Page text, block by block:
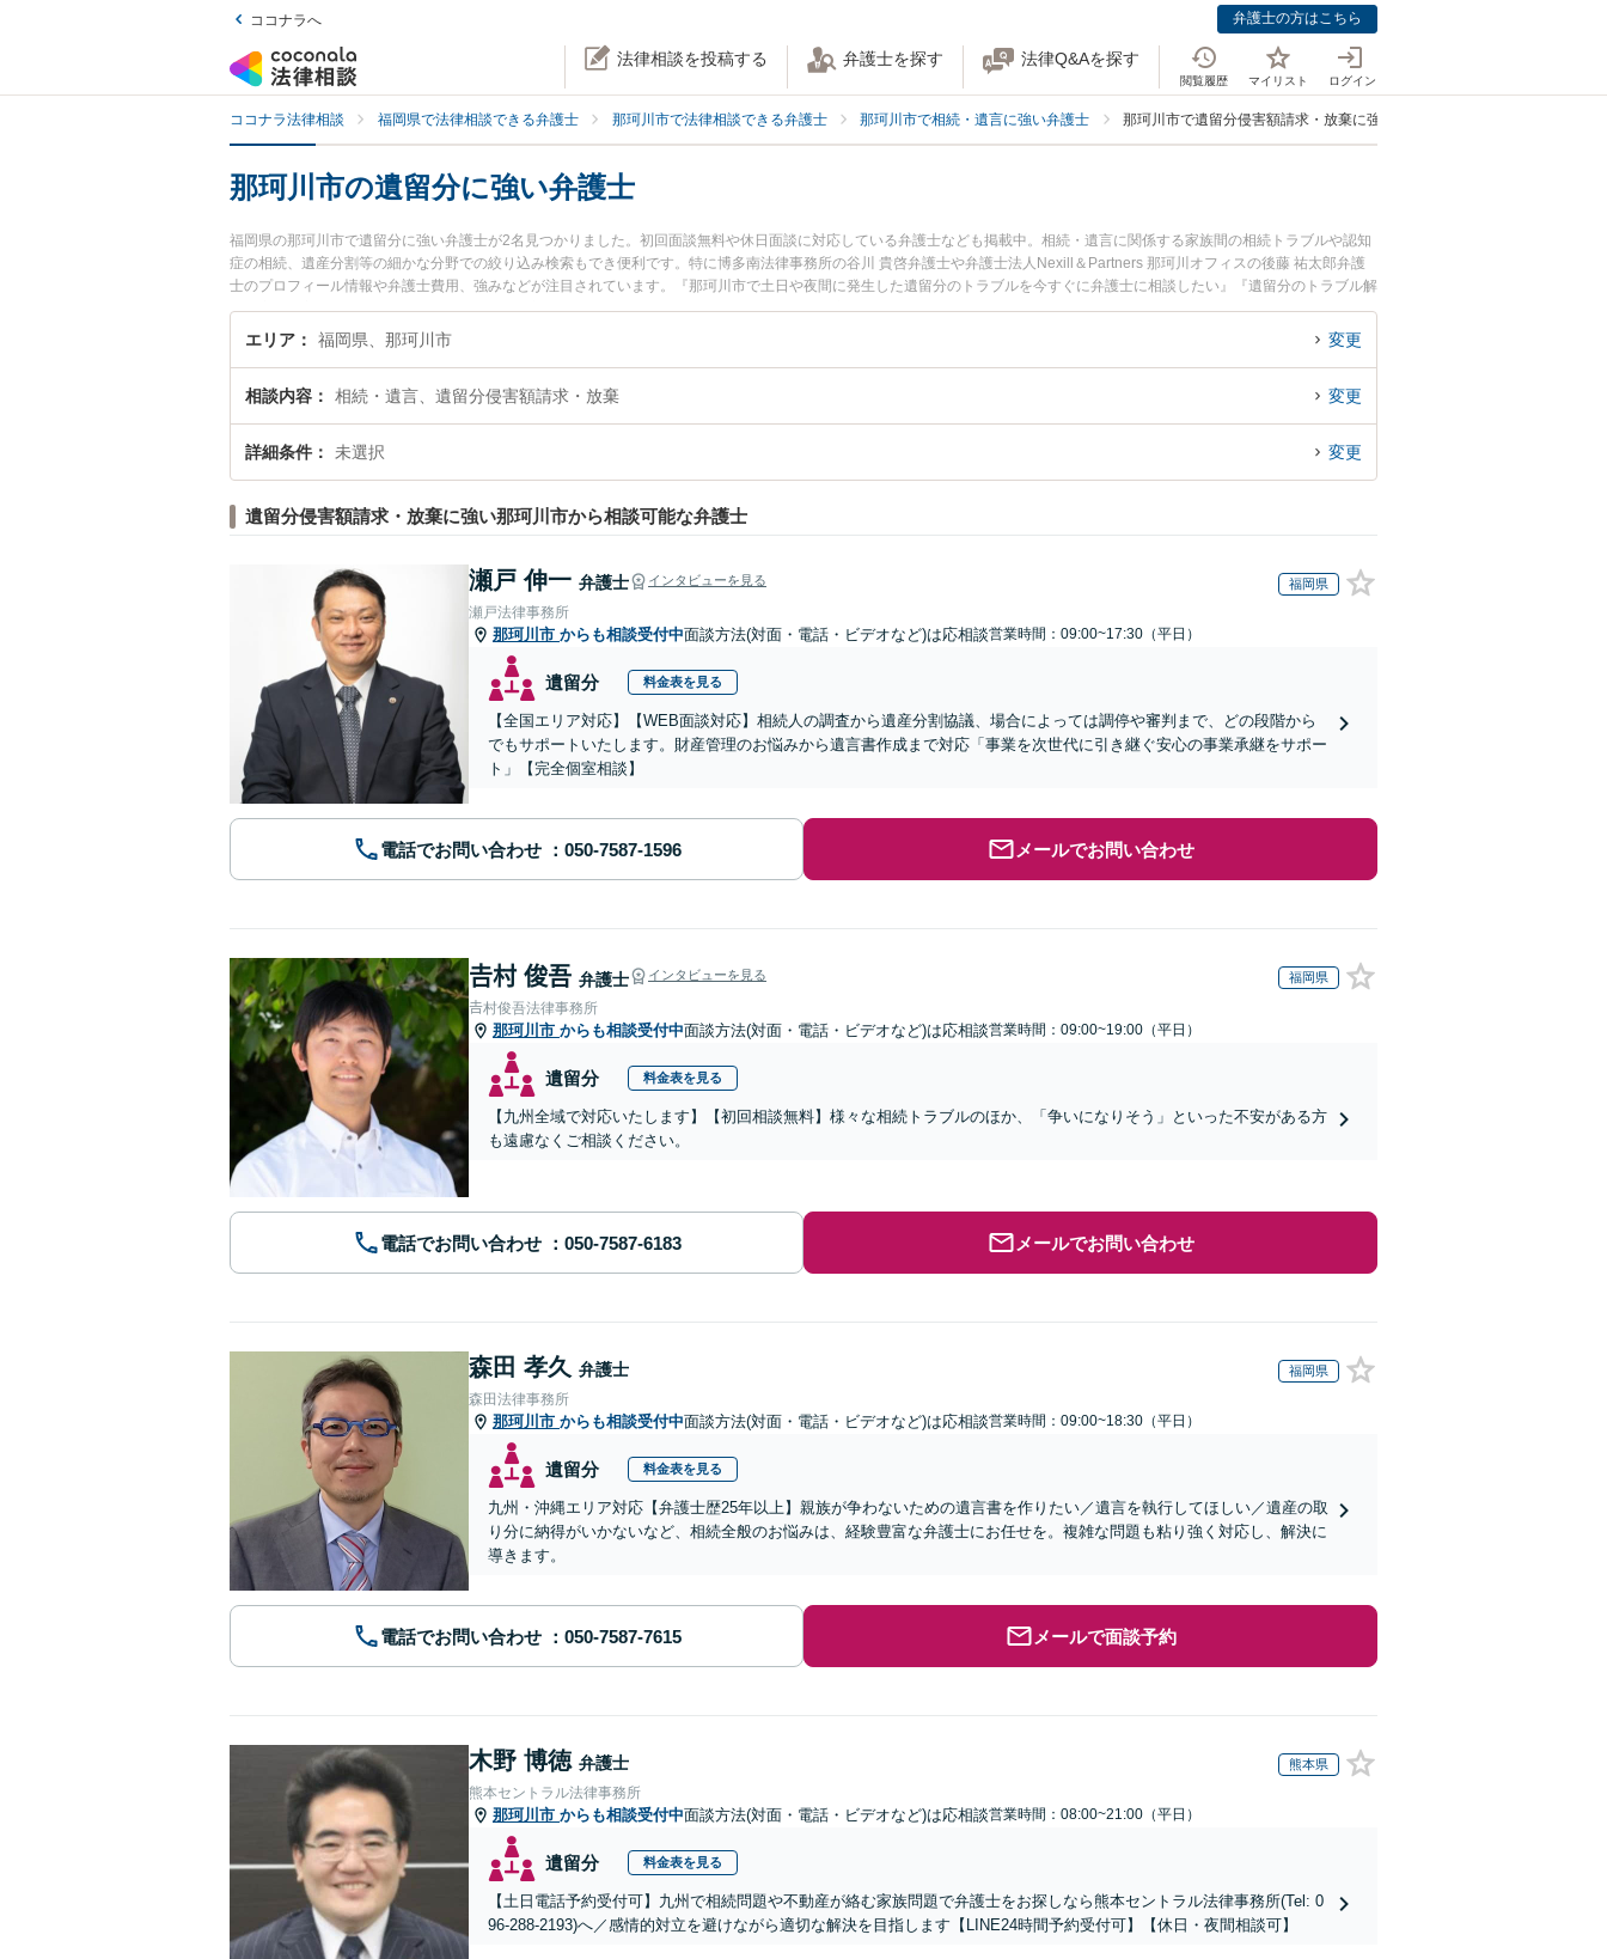
ココナラへ 弁護士の方はこちら
法律相談を投稿する 弁護士を探す 法律Q&Aを探す
閲覧履歴 マイリスト ログイン
ココナラ法律相談 福岡県で法律相談できる弁護士 那珂川市で法律相談できる弁護士 那珂川市で相続・遺言に強い弁護士 那珂川市で遺留分侵害額請求・放棄に強い弁護士
那珂川市の遺留分に強い弁護士
福岡県の那珂川市で遺留分に強い弁護士が2名見つかりました。初回面談無料や休日面談に対応している弁護士なども掲載中。相続・遺言に関係する家族間の相続トラブルや認知
症の相続、遺産分割等の細かな分野での絞り込み検索もでき便利です。特に博多南法律事務所の谷川 貴啓弁護士や弁護士法人Nexill＆Partners 那珂川オフィスの後藤 祐太郎弁護
士のプロフィール情報や弁護士費用、強みなどが注目されています。『那珂川市で土日や夜間に発生した遺留分のトラブルを今すぐに弁護士に相談したい』『遺留分のトラブル解
決の実績豊富な近くの弁護士を検索したい』『初回相談無料で遺留分を法律相談できる那珂川市内の弁護士に相談予約したい』などでお困りの相談者さんにおすすめです。
エリア 福岡県、那珂川市 変更
相談内容 相続・遺言、遺留分侵害額請求・放棄 変更
詳細条件 未選択 変更
遺留分侵害額請求・放棄に強い那珂川市から相談可能な弁護士
瀬戸 伸一 弁護士 インタビューを見る 福岡県
瀬戸法律事務所
那珂川市 からも相談受付中面談方法(対面・電話・ビデオなど)は応相談営業時間：09:00~17:30（平日）
遺留分 料金表を見る
【全国エリア対応】【WEB面談対応】相続人の調査から遺産分割協議、場合によっては調停や審判まで、どの段階から
でもサポートいたします。財産管理のお悩みから遺言書作成まで対応「事業を次世代に引き継ぐ安心の事業承継をサポー
ト」【完全個室相談】
電話でお問い合わせ メールでお問い合わせ
𠮷村 俊吾 弁護士 インタビューを見る 福岡県
𠮷村俊吾法律事務所
那珂川市 からも相談受付中面談方法(対面・電話・ビデオなど)は応相談営業時間：09:00~19:00（平日）
遺留分 料金表を見る
【九州全域で対応いたします】【初回相談無料】様々な相続トラブルのほか、「争いになりそう」といった不安がある方
も遠慮なくご相談ください。
電話でお問い合わせ メールでお問い合わせ
森田 孝久 弁護士 福岡県
森田法律事務所
那珂川市 からも相談受付中面談方法(対面・電話・ビデオなど)は応相談営業時間：09:00~18:30（平日）
遺留分 料金表を見る
九州・沖縄エリア対応【弁護士歴25年以上】親族が争わないための遺言書を作りたい／遺言を執行してほしい／遺産の取
り分に納得がいかないなど、相続全般のお悩みは、経験豊富な弁護士にお任せを。複雑な問題も粘り強く対応し、解決に
導きます。
電話でお問い合わせ メールで面談予約
木野 博徳 弁護士 熊本県
熊本セントラル法律事務所
那珂川市 からも相談受付中面談方法(対面・電話・ビデオなど)は応相談営業時間：08:00~21:00（平日）
遺留分 料金表を見る
【土日電話予約受付可】九州で相続問題や不動産が絡む家族問題で弁護士をお探しなら熊本セントラル法律事務所(Tel: 0
96-288-2193)へ／感情的対立を避けながら適切な解決を目指します【LINE24時間予約受付可】【休日・夜間相談可】